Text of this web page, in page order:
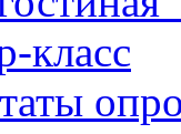
класс